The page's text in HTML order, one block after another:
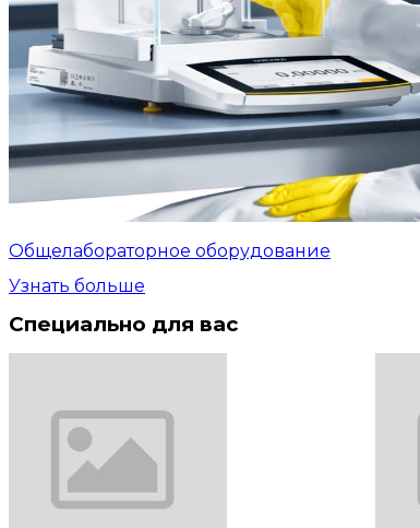
Общелабораторное оборудование
Узнать больше
Специально для вас